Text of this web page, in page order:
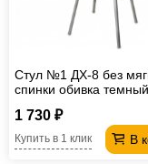
Стул №1 ДХ-8 без
спинки обивка темный
1 730 ₽
В
Купить в 1 клик